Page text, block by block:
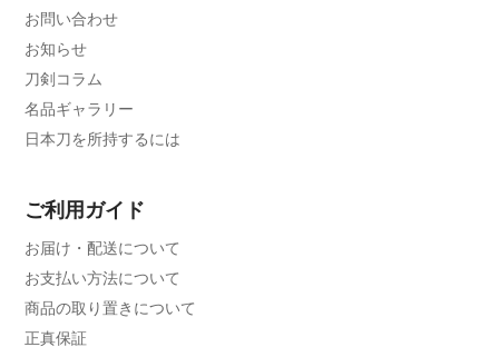
お問い合わせ
お知らせ
刀剣コラム
名品ギャラリー
日本刀を所持するには
ご利用ガイド
お届け・配送について
お支払い方法について
商品の取り置きについて
正真保証